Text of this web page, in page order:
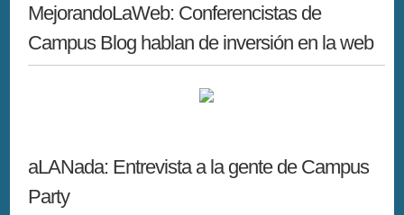
MejorandoLaWeb: Conferencistas de
Campus Blog hablan de inversión en la web
aLANada: Entrevista a la gente de Campus
Party